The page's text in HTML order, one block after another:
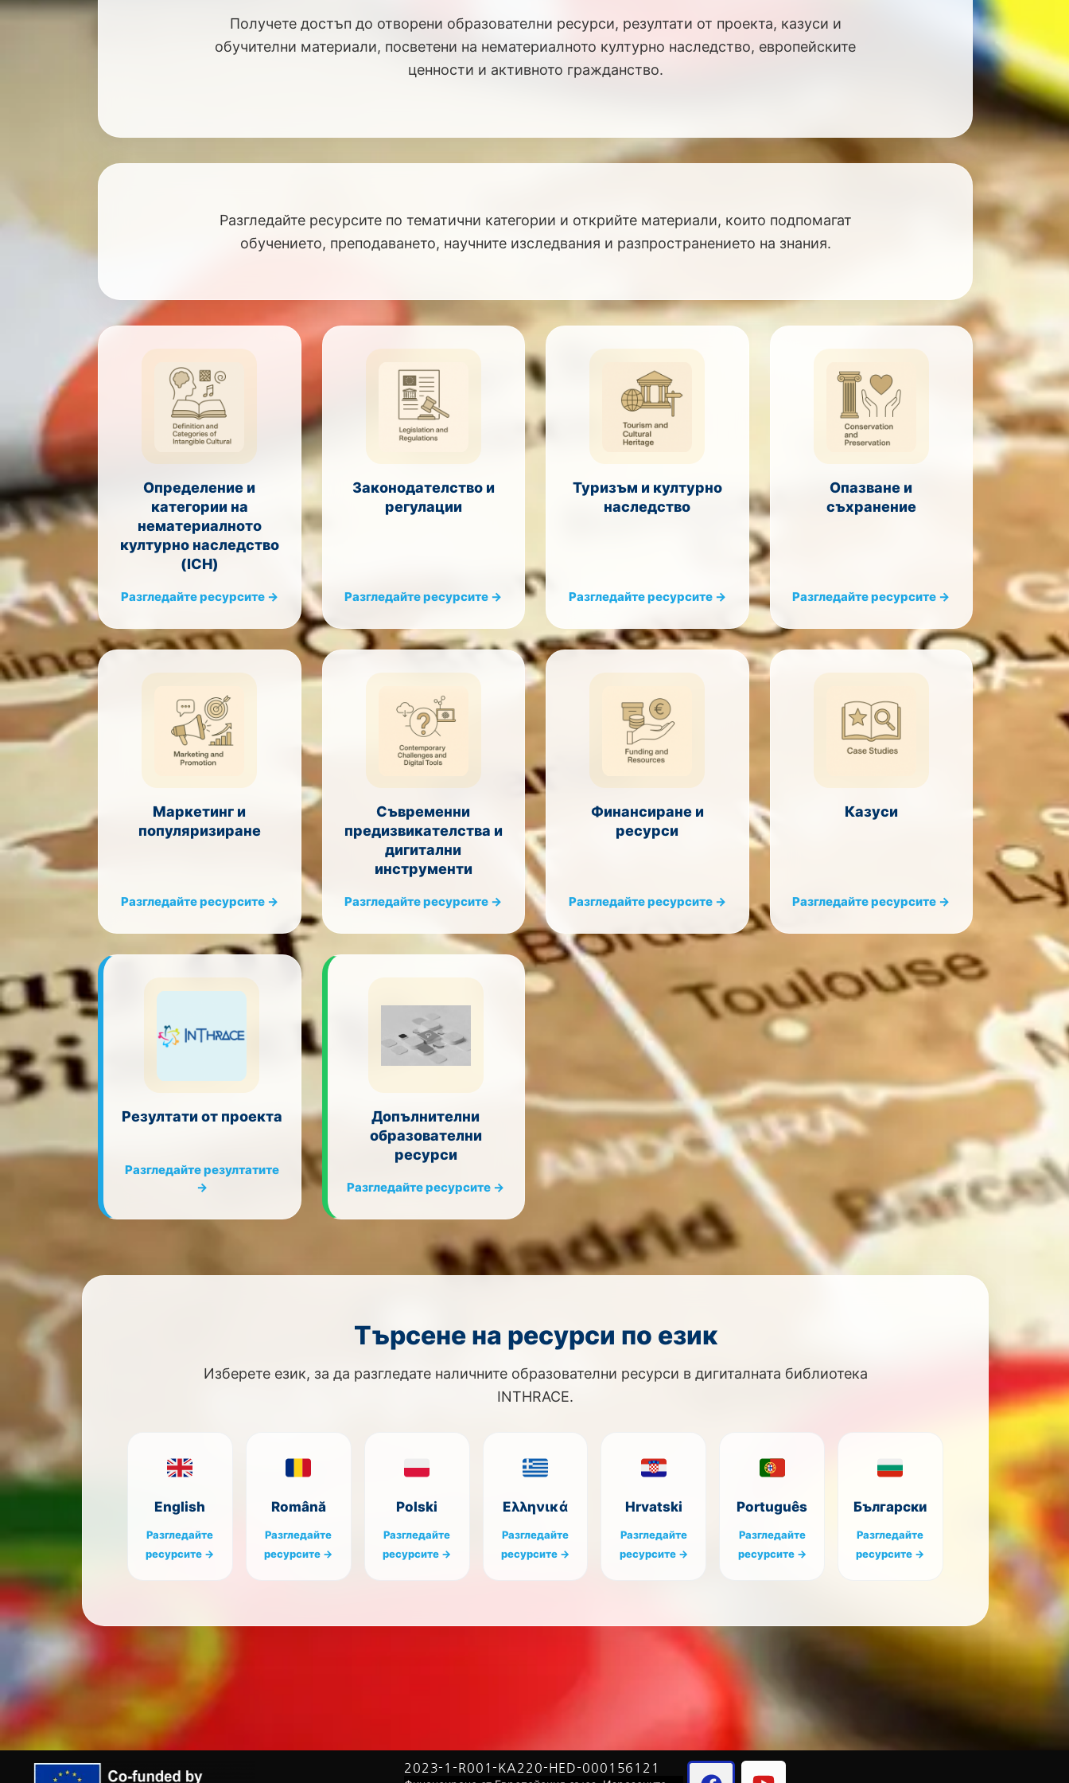
Получете достъп до отворени образователни ресурси, резултати от проекта, казуси и
обучителни материали, посветени на нематериалното културно наследство, европейските
ценности и активното гражданство.
Разгледайте ресурсите по тематични категории и открийте материали, които подпомагат
обучението, преподаването, научните изследвания и разпространението на знания.
Определение и
категории на
нематериалното
културно наследство
(ICH)
Разгледайте ресурсите →
Законодателство и
регулации
Разгледайте ресурсите →
Туризъм и културно
наследство
Разгледайте ресурсите →
Опазване и
съхранение
Разгледайте ресурсите →
Маркетинг и
популяризиране
Разгледайте ресурсите →
Съвременни
предизвикателства и
дигитални
инструменти
Разгледайте ресурсите →
Финансиране и
ресурси
Разгледайте ресурсите →
Казуси
Разгледайте ресурсите →
Резултати от проекта
Разгледайте резултатите
→
Допълнителни
образователни
ресурси
Разгледайте ресурсите →
Търсене на ресурси по език
Изберете език, за да разгледате наличните образователни ресурси в дигиталната библиотека
INTHRACE.
English
Разгледайте
ресурсите →
Română
Разгледайте
ресурсите →
Polski
Разгледайте
ресурсите →
Ελληνικά
Разгледайте
ресурсите →
Hrvatski
Разгледайте
ресурсите →
Português
Разгледайте
ресурсите →
Български
Разгледайте
ресурсите →
2023-1-R001-KA220-HED-000156121